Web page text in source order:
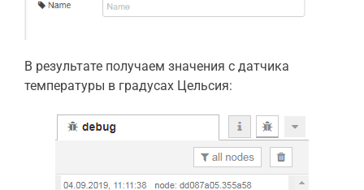
В результате получаем значения с датчика
температуры в градусах Цельсия: